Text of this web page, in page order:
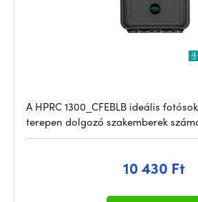
A HPRC 1300_CFEBLB ideális
terepen dolgozó szakemberek
10 430 Ft